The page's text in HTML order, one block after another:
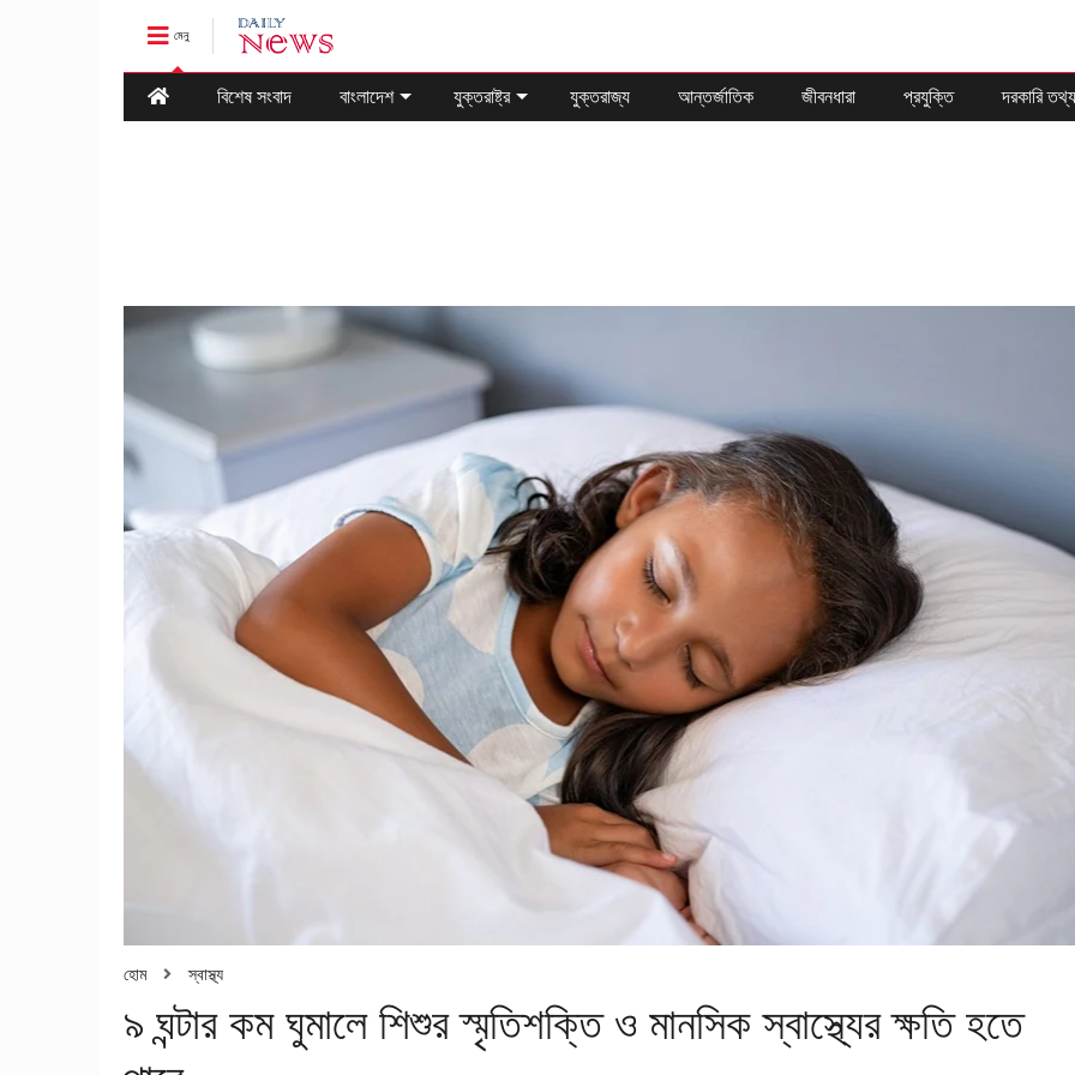
মেনু
বিশেষ সংবাদ বাংলাদেশ যুক্তরাষ্ট্র যুক্তরাজ্য আন্তর্জাতিক জীবনধারা প্রযুক্তি দরকারি তথ্য
হোম স্বাস্থ্য
৯ ঘন্টার কম ঘুমালে শিশুর স্মৃতিশক্তি ও মানসিক স্বাস্থ্যের ক্ষতি হতে